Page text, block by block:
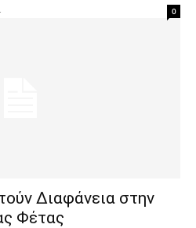
0
Διαφάνεια στην
Φέτας